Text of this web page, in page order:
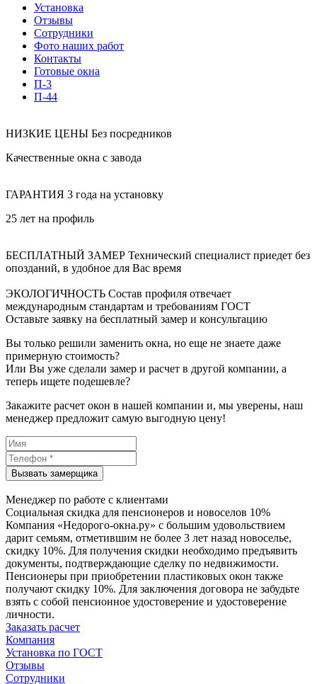
Установка
Отзывы
Сотрудники
Фото наших работ
Контакты
Готовые окна
П-3
П-44
НИЗКИЕ ЦЕНЫ Без посредников
Качественные окна с завода
ГАРАНТИЯ 3 года на установку
25 лет на профиль
БЕСПЛАТНЫЙ ЗАМЕР Технический специалист приедет без
опозданий, в удобное для Вас время
ЭКОЛОГИЧНОСТЬ Состав профиля отвечает
международным стандартам и требованиям ГОСТ
Оставьте заявку на бесплатный замер и консультацию
Вы только решили заменить окна, но еще не знаете даже
примерную стоимость?
Или Вы уже сделали замер и расчет в другой компании, а
теперь ищете подешевле?
Закажите расчет окон в нашей компании и, мы уверены, наш
менеджер предложит самую выгодную цену!
Менеджер по работе с клиентами
Социальная скидка для пенсионеров и новоселов 10%
Компания «Недорого-окна.ру» с большим удовольствием
дарит семьям, отметившим не более 3 лет назад новоселье,
скидку 10%. Для получения скидки необходимо предъявить
документы, подтверждающие сделку по недвижимости.
Пенсионеры при приобретении пластиковых окон также
получают скидку 10%. Для заключения договора не забудьте
взять с собой пенсионное удостоверение и удостоверение
личности.
Заказать расчет
Компания
Установка по ГОСТ
Отзывы
Сотрудники